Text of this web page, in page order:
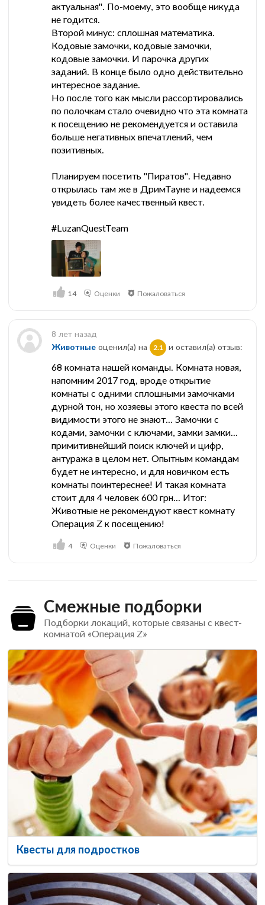
актуальная". По-моему, это вообще никуда
не годится.
Второй минус: сплошная математика.
Кодовые замочки, кодовые замочки,
кодовые замочки. И парочка других
заданий. В конце было одно действительно
интересное задание.
Но после того как мысли рассортировались
по полочкам стало очевидно что эта комната
к посещению не рекомендуется и оставила
больше негативных впечатлений, чем
позитивных.
Планируем посетить "Пиратов". Недавно
открылась там же в ДримТауне и надеемся
увидеть более качественный квест.
#LuzanQuestTeam
14 Оценки Пожаловаться
8 лет назад
Животные оценил(а) на 2.1 и оставил(a) отзыв:
68 комната нашей команды. Комната новая,
напомним 2017 год, вроде открытие
комнаты с одними сплошными замочками
дурной тон, но хозяевы этого квеста по всей
видимости этого не знают... Замочки с
кодами, замочки с ключами, замки замки...
примитивнейший поиск ключей и цифр,
антуража в целом нет. Опытным командам
будет не интересно, и для новичком есть
комнаты поинтереснее! И такая комната
стоит для 4 человек 600 грн... Итог:
Животные не рекомендуют квест комнату
Операция Z к посещению!
4 Оценки Пожаловаться
Смежные подборки
Подборки локаций, которые связаны с квест-
комнатой «Операция Z»
Квесты для подростков